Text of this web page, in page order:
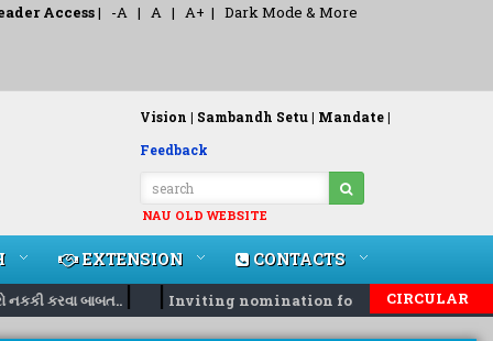
Access| -A | A | A+ | Dark Mode & More
Vision | Sambandh Setu | Mandate |
Feedback
NAU OLD WEBSITE
EXTENSION CONTACTS
કરવા બાબત..| | Inviting nomination for 5 days training
CIRCULAR